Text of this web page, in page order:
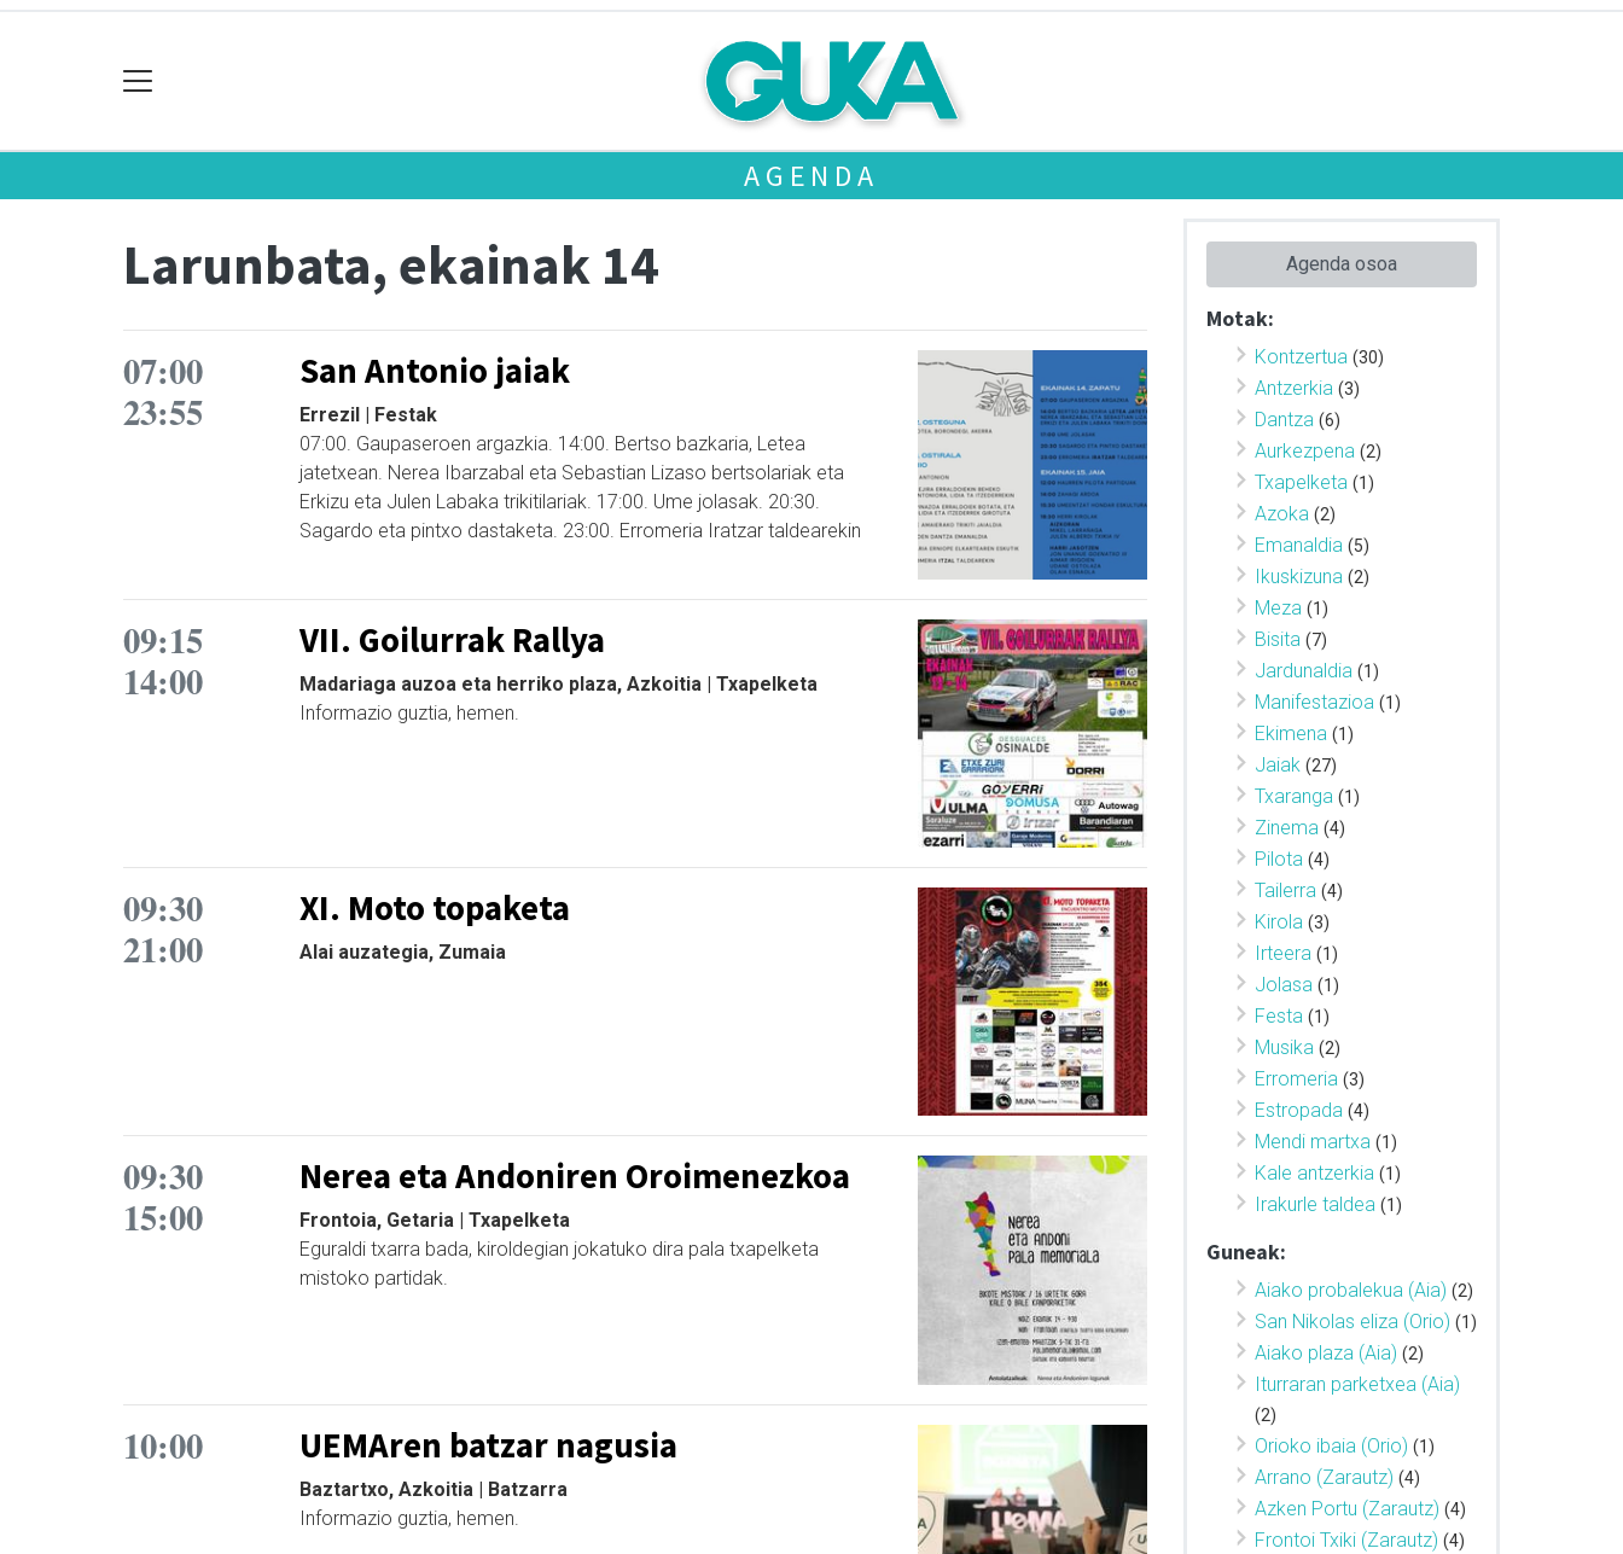
AGENDA
Larunbata, ekainak 14
07:00
23:55
San Antonio jaiak
Errezil | Festak
07:00. Gaupaseroen argazkia. 14:00. Bertso bazkaria, Letea
jatetxean. Nerea Ibarzabal eta Sebastian Lizaso bertsolariak eta
Erkizu eta Julen Labaka trikitilariak. 17:00. Ume jolasak. 20:30.
Sagardo eta pintxo dastaketa. 23:00. Erromeria Iratzar taldearekin
09:15
14:00
VII. Goilurrak Rallya
Madariaga auzoa eta herriko plaza, Azkoitia | Txapelketa
Informazio guztia, hemen.
09:30
21:00
XI. Moto topaketa
Alai auzategia, Zumaia
09:30
15:00
Nerea eta Andoniren Oroimenezkoa
Frontoia, Getaria | Txapelketa
Eguraldi txarra bada, kiroldegian jokatuko dira pala txapelketa
mistoko partidak.
10:00 UEMAren batzar nagusia
Baztartxo, Azkoitia | Batzarra
Informazio guztia, hemen.
Agenda osoa
Motak:
Kontzertua (30)
Antzerkia (3)
Dantza (6)
Aurkezpena (2)
Txapelketa (1)
Azoka (2)
Emanaldia (5)
Ikuskizuna (2)
Meza (1)
Bisita (7)
Jardunaldia (1)
Manifestazioa (1)
Ekimena (1)
Jaiak (27)
Txaranga (1)
Zinema (4)
Pilota (4)
Tailerra (4)
Kirola (3)
Irteera (1)
Jolasa (1)
Festa (1)
Musika (2)
Erromeria (3)
Estropada (4)
Mendi martxa (1)
Kale antzerkia (1)
Irakurle taldea (1)
Guneak:
Aiako probalekua (Aia) (2)
San Nikolas eliza (Orio) (1)
Aiako plaza (Aia) (2)
Iturraran parketxea (Aia)
(2)
Orioko ibaia (Orio) (1)
Arrano (Zarautz) (4)
Azken Portu (Zarautz) (4)
Frontoi Txiki (Zarautz) (4)